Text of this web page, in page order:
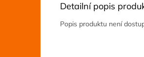
Detailní popis
Popis produktu není